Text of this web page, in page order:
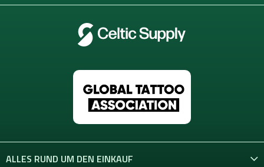
ALLES RUND UM DEN EINKAUF